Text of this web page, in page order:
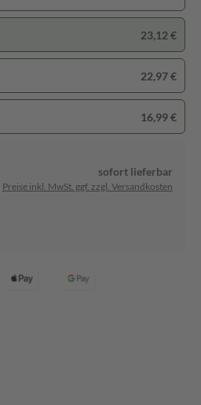
23,12 €
22,97 €
16,99 €
sofort lieferbar
Preise inkl. MwSt. ggf. zzgl. Versandkosten